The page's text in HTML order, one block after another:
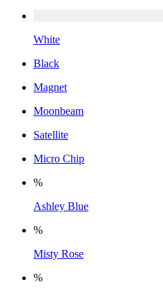
White
Black
Magnet
Moonbeam
Satellite
Micro Chip
%
Ashley Blue
%
Misty Rose
%